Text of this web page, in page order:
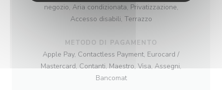
negozio, Aria condizionata, Privatizzazione,
Accesso disabili, Terrazzo
METODO DI PAGAMENTO
Apple Pay, Contactless Payment, Eurocard /
Mastercard, Contanti, Maestro, Visa, Assegni,
Bancomat